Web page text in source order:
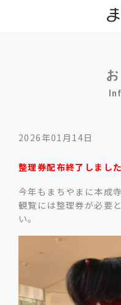
2026年01月14日
整理券配布終了しました
今年もまちやまに本成
観覧には整理券が必要
い。